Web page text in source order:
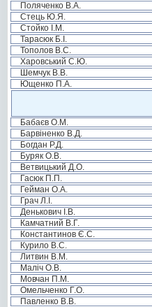
Поляченко В.А.
Стець Ю.Я.
Стойко І.М.
Тарасюк Б.І.
Тополов В.С.
Харовський С.Ю.
Шемчук В.В.
Ющенко П.А.
Бабаєв О.М.
Барвіненко В.Д.
Богдан Р.Д.
Буряк О.В.
Ветвицький Д.О.
Гасюк П.П.
Гейман О.А.
Грач Л.І.
Денькович І.В.
Камчатний В.Г.
Константинов Є.С.
Курило В.С.
Литвин В.М.
Маліч О.В.
Мовчан П.М.
Омельченко Г.О.
Павленко В.В.